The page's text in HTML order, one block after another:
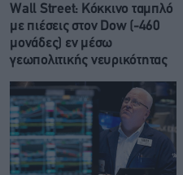
Wall Street: Κόκκινο ταμπλό
με πιέσεις στον Dow (-460
μονάδες) εν μέσω
γεωπολιτικής νευρικότητας